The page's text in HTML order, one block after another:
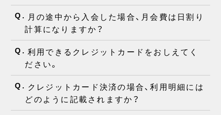
Q. 月の途中から入会した場合、月会費は日割り
計算になりますか？
Q. 利用できるクレジットカードをおしえてく
ださい。
Q. クレジットカード決済の場合、利用明細には
どのように記載されますか？